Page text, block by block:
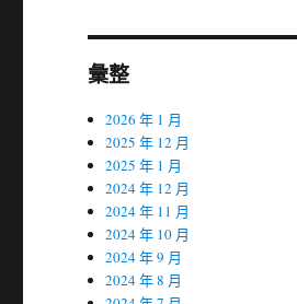
彙整
2026 年 1 月
2025 年 12 月
2025 年 1 月
2024 年 12 月
2024 年 11 月
2024 年 10 月
2024 年 9 月
2024 年 8 月